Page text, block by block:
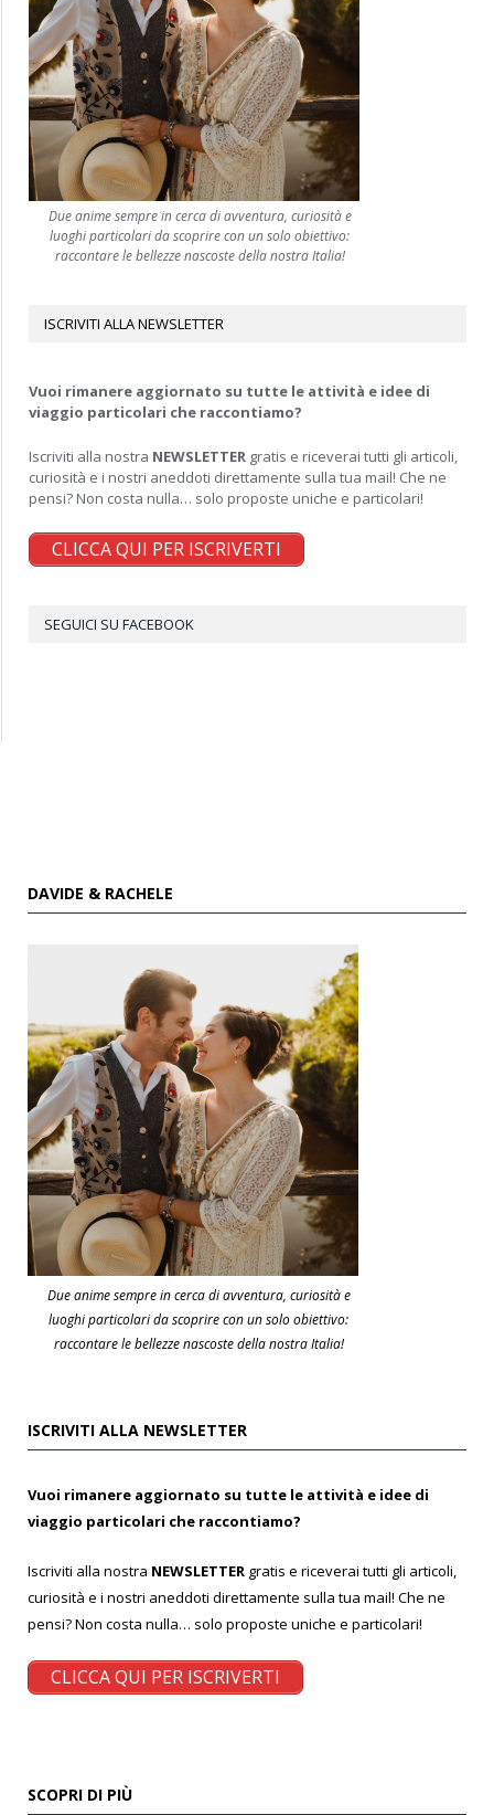
Due anime sempre in cerca di avventura, curiosità e
luoghi particolari da scoprire con un solo obiettivo:
raccontare le bellezze nascoste della nostra Italia!
ISCRIVITI ALLA NEWSLETTER
Vuoi rimanere aggiornato su tutte le attività e idee di
viaggio particolari che raccontiamo?
Iscriviti alla nostra NEWSLETTER gratis e riceverai tutti gli articoli,
curiosità e i nostri aneddoti direttamente sulla tua mail! Che ne
pensi? Non costa nulla… solo proposte uniche e particolari!
CLICCA QUI PER ISCRIVERTI
SEGUICI SU FACEBOOK
DAVIDE & RACHELE
Due anime sempre in cerca di avventura, curiosità e
luoghi particolari da scoprire con un solo obiettivo:
raccontare le bellezze nascoste della nostra Italia!
ISCRIVITI ALLA NEWSLETTER
Vuoi rimanere aggiornato su tutte le attività e idee di
viaggio particolari che raccontiamo?
Iscriviti alla nostra NEWSLETTER gratis e riceverai tutti gli articoli,
curiosità e i nostri aneddoti direttamente sulla tua mail! Che ne
pensi? Non costa nulla… solo proposte uniche e particolari!
CLICCA QUI PER ISCRIVERTI
SCOPRI DI PIÙ